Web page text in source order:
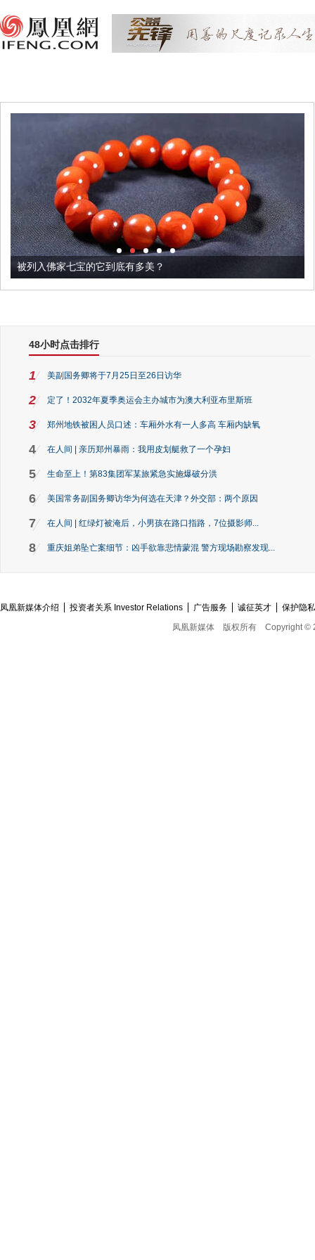
被列入佛家七宝的它到底有多美？
48小时点击排行
1 美副国务卿将于7月25日至26日访华
2 定了！2032年夏季奥运会主办城市为澳大利亚布里斯班
3 郑州地铁被困人员口述：车厢外水有一人多高 车厢内缺氧
4 在人间 | 亲历郑州暴雨：我用皮划艇救了一个孕妇
5 生命至上！第83集团军某旅紧急实施爆破分洪
6 美国常务副国务卿访华为何选在天津？外交部：两个原因
7 在人间 | 红绿灯被淹后，小男孩在路口指路，7位摄影师...
8 重庆姐弟坠亡案细节：凶手欲靠悲情蒙混 警方现场勘察发现...
凤凰新媒体介绍 投资者关系 Investor Relations 广告服务 诚征英才
保护隐
凤凰新媒体
版权所有 Copyright ©